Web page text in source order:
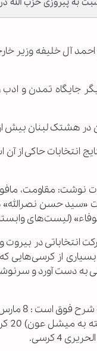
احمد آل خلیفه وزیر
جایگاه تمدن و
در هشتک لبنان بیش
انتخابات حاکی از
نوشت: مقاومت،
حسن نصرالله»
(لیست‌های
انتخاباتی در
و